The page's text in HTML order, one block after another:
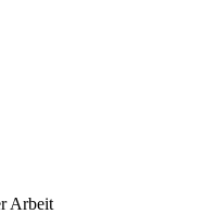
Arbeit